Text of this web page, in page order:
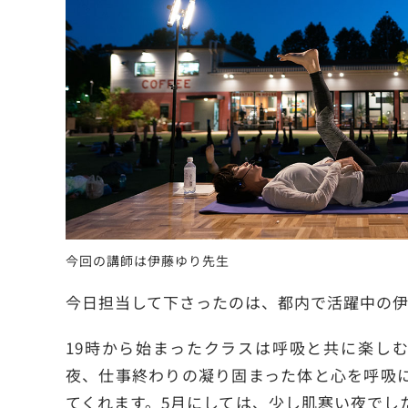
今回の講師は伊藤ゆり先生
今日担当して下さったのは、都内で活躍中の
19時から始まったクラスは呼吸と共に楽し
夜、仕事終わりの凝り固まった体と心を呼吸
てくれます。5月にしては、少し肌寒い夜で